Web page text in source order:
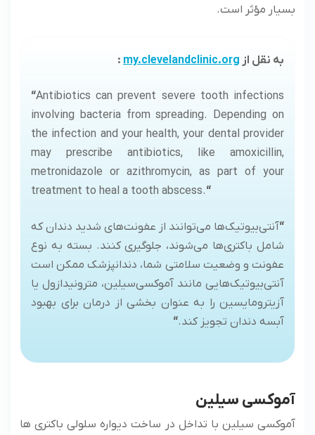
بسیار مؤثر است.
به نقل از my.clevelandclinic.org
:
“Antibiotics can prevent severe tooth infections
involving bacteria from spreading. Depending on
the infection and your health, your dental provider
may prescribe antibiotics, like amoxicillin,
metronidazole or azithromycin, as part of your
treatment to heal a tooth abscess.“
“آنتی‌بیوتیک‌ها می‌توانند از عفونت‌های شدید دندان که
شامل باکتری‌ها می‌شوند، جلوگیری کنند. بسته به نوع
عفونت و وضعیت سلامتی شما، دندانپزشک ممکن است
آنتی‌بیوتیک‌هایی مانند آموکسی‌سیلین، مترونیدازول یا
آزیترومایسین را به عنوان بخشی از درمان برای بهبود
آبسه دندان تجویز کند.“
آموکسی سیلین
آموکسی سیلین با تداخل در ساخت دیواره سلولی باکتری ها